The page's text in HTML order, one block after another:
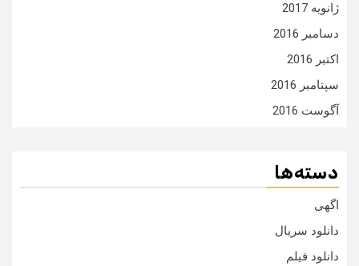
ژانویه 2017
دسامبر 2016
اکتبر 2016
سپتامبر 2016
آگوست 2016
دسته‌ها
اگهی
دانلود سریال
دانلود فیلم